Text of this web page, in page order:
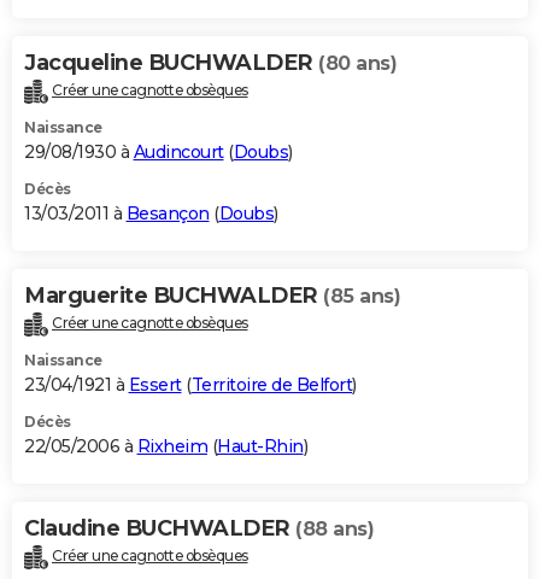
Jacqueline BUCHWALDER (80 ans)
Créer une cagnotte obsèques
Naissance
29/08/1930 à Audincourt(Doubs)
Décès
13/03/2011 à Besançon (Doubs)
Marguerite BUCHWALDER (85 ans)
Créer une cagnotte obsèques
Naissance
23/04/1921 à Essert(Territoire de Belfort)
Décès
22/05/2006 à Rixheim (Haut-Rhin)
Claudine BUCHWALDER (88 ans)
Créer une cagnotte obsèques